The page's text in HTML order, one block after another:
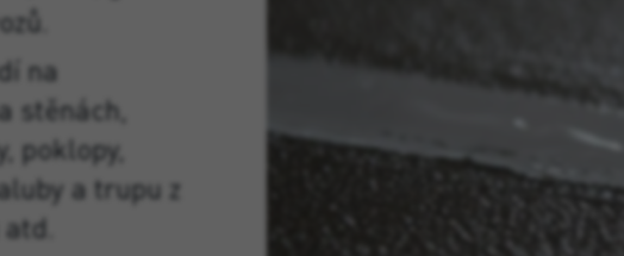
na
stěnách,
poklopy,
a trupu z